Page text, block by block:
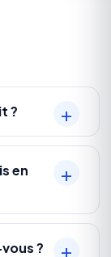
?
en
?